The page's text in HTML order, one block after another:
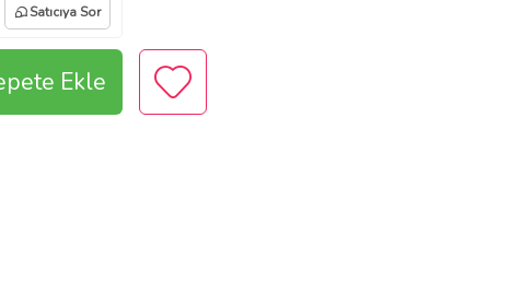
Satıcıya Sor
Ekle